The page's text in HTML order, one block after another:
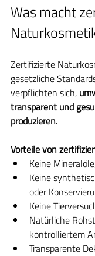
Was macht
Zertifizierte
gesetzliche
verpflichten sich,
transparent und
produzieren.
Vorteile von
Keine
Keine
oder
Keine
Natürliche
kontrolliertem
Transparente